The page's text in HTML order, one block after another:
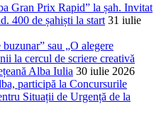
Gran Prix Rapid” la șah. Invitat
400 de șahiști la start 31 iulie
sau „O alegere
la cercul de scriere creativă
Alba Iulia 30 iulie 2026
participă la Concursurile
Situații de Urgență de la